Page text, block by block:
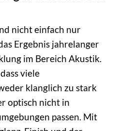
nicht einfach nur
Ergebnis jahrelanger
im Bereich Akustik.
viele
klanglich zu stark
optisch nicht in
passen. Mit